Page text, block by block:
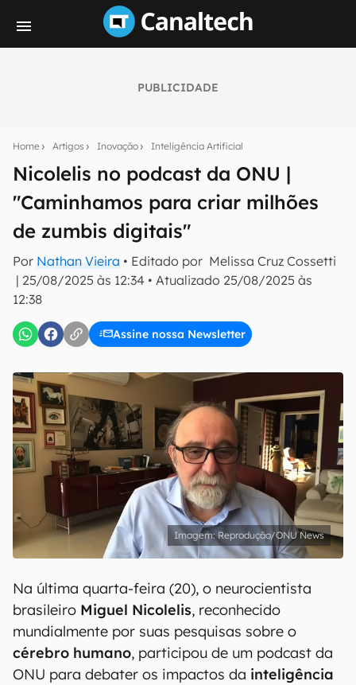
PUBLICIDADE
Home Artigos Inovação Inteligência Artificial
Nicolelis no podcast da ONU |
"Caminhamos para criar milhões
de zumbis digitais"
Por Nathan Vieira • Editado por Melissa Cruz Cossetti
| 25/08/2025 às 12:34 • Atualizado 25/08/2025 às
12:38
Assine nossa Newsletter
notícias e reviews sobre tecnologia em primeira
mão.
E-mail
inscreva-se
Uso e Política de Privacidade do Canaltech.
Reprodução/ONU News
Na última quarta-feira (20), o neurocientista
brasileiro Miguel Nicolelis, reconhecido
mundialmente por suas pesquisas sobre o
cérebro humano, participou de um podcast da
ONU para debater os impactos da inteligência